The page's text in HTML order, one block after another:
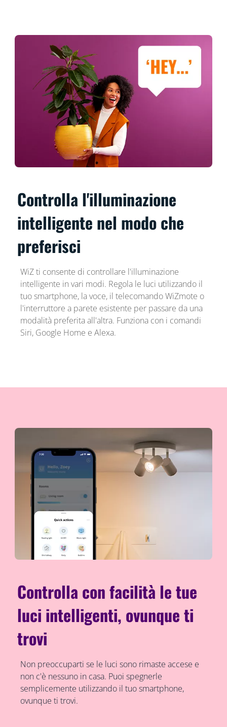
Controlla l'illuminazione
intelligente nel modo che
preferisci
WiZ ti consente di controllare l'illuminazione
intelligente in vari modi. Regola le luci utilizzando il
tuo smartphone, la voce, il telecomando WiZmote o
l'interruttore a parete esistente per passare da una
modalità preferita all'altra. Funziona con i comandi
Siri, Google Home e Alexa.
Controlla con facilità le tue
luci intelligenti, ovunque ti
trovi
Non preoccuparti se le luci sono rimaste accese e
non c'è nessuno in casa. Puoi spegnerle
semplicemente utilizzando il tuo smartphone,
ovunque ti trovi.